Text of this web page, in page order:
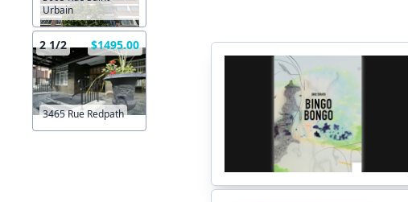
Urbain
2 1/2 $1495.00
3465 Rue Redpath